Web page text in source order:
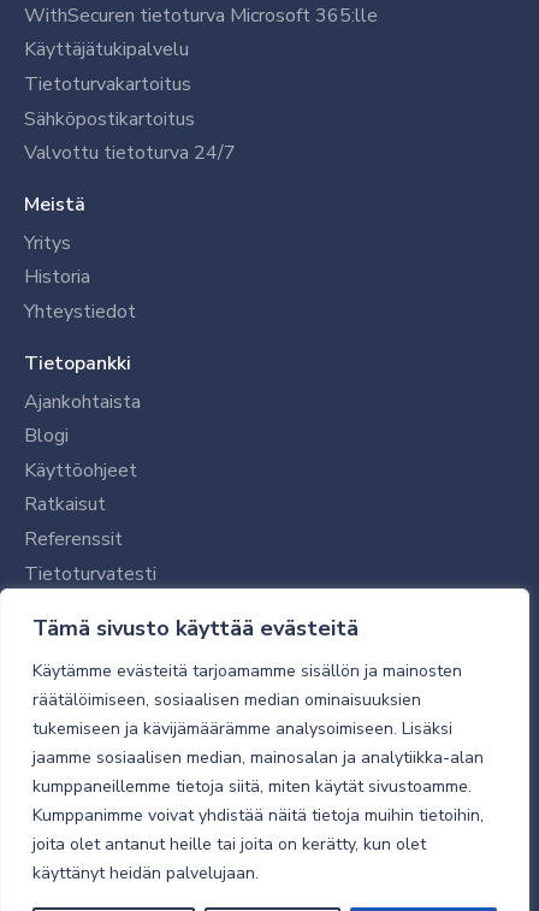
Tämä sivusto käyttää evästeitä
Käytämme evästeitä tarjoamamme sisällön ja mainosten
räätälöimiseen, sosiaalisen median ominaisuuksien
tukemiseen ja kävijämäärämme analysoimiseen. Lisäksi
jaamme sosiaalisen median, mainosalan ja analytiikka-alan
kumppaneillemme tietoja siitä, miten käytät sivustoamme.
Kumppanimme voivat yhdistää näitä tietoja muihin tietoihin,
joita olet antanut heille tai joita on kerätty, kun olet
käyttänyt heidän palvelujaan.
WithSecuren tietoturva Microsoft 365:lle
Käyttäjätukipalvelu
Tietoturvakartoitus
Sähköpostikartoitus
Valvottu tietoturva 24/7
Meistä
Yritys
Historia
Yhteystiedot
Tietopankki
Ajankohtaista
Blogi
Käyttöohjeet
Ratkaisut
Referenssit
Tietoturvatesti
Tilaajalle
Toimitustavat ja -kulut
Verkkokaupan yleiset ehdot
Toimitusehdot
Tietosuojaseloste
Tietoturva